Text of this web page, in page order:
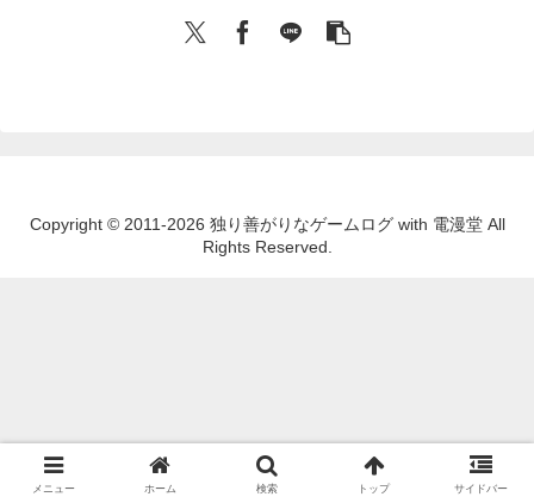
Copyright © 2011-2026 独り善がりなゲームログ with 電漫堂 All
Rights Reserved.
メニュー ホーム 検索 トップ サイドバー